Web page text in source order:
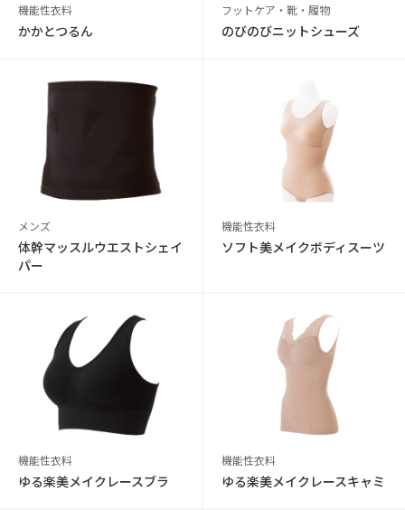
機能性衣料
かかとつるん
フットケア・靴・履物
のびのびニットシューズ
メンズ
体幹マッスルウエストシェイ
パー
機能性衣料
ソフト美メイクボディスーツ
機能性衣料
ゆる楽美メイクレースブラ
機能性衣料
ゆる楽美メイクレースキャミ